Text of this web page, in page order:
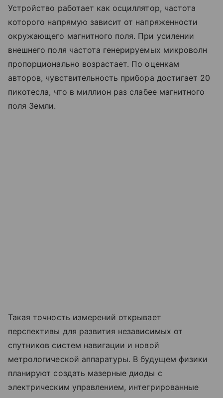
Устройство работает как осциллятор, частота
которого напрямую зависит от напряженности
окружающего магнитного поля. При усилении
внешнего поля частота генерируемых микроволн
пропорционально возрастает. По оценкам
авторов, чувствительность прибора достигает 20
пикотесла, что в миллион раз слабее магнитного
поля Земли.
Такая точность измерений открывает
перспективы для развития независимых от
спутников систем навигации и новой
метрологической аппаратуры. В будущем физики
планируют создать мазерные диоды с
электрическим управлением, интегрированные